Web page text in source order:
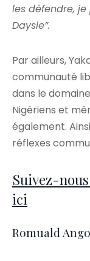
les défendre,
Daysie”.
Par ailleurs,
communauté
dans le
Nigériens et
également.
réflexes
Suivez-
ici
Romuald